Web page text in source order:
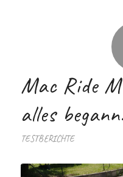
Mac Ride
alles
TESTBERICHTE